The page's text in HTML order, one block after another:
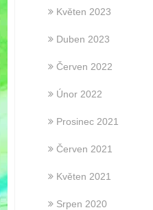
Květen 2023
Duben 2023
Červen 2022
Únor 2022
Prosinec 2021
Červen 2021
Květen 2021
Srpen 2020